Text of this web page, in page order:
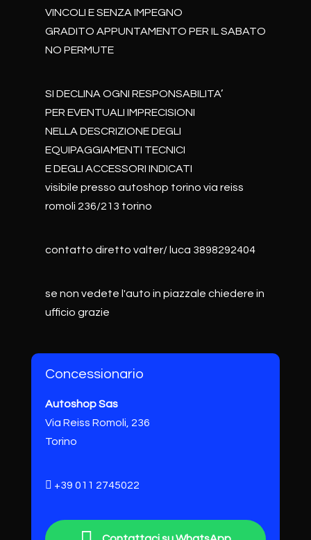
VINCOLI E SENZA IMPEGNO
GRADITO APPUNTAMENTO PER IL SABATO
NO PERMUTE
SI DECLINA OGNI RESPONSABILITA’
PER EVENTUALI IMPRECISIONI
NELLA DESCRIZIONE DEGLI
EQUIPAGGIAMENTI TECNICI
E DEGLI ACCESSORI INDICATI
visibile presso autoshop torino via reiss
romoli 236/213 torino
contatto diretto valter/ luca 3898292404
se non vedete l'auto in piazzale chiedere in
ufficio grazie
Concessionario
Autoshop Sas
Via Reiss Romoli, 236
Torino
+39 011 2745022